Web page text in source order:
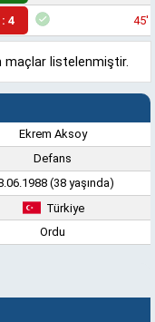
: 4 45'
maçlar listelenmiştir.
Ekrem Aksoy
Defans
(38 yaşında)
Türkiye
Ordu